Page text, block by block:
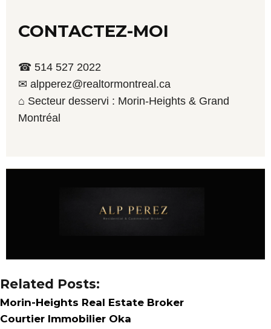
CONTACTEZ-MOI
☎ 514 527 2022
✉ alpperez@realtormontreal.ca
⌂ Secteur desservi : Morin-Heights & Grand
Montréal
Related Posts:
Morin-Heights Real Estate Broker
Courtier Immobilier Oka